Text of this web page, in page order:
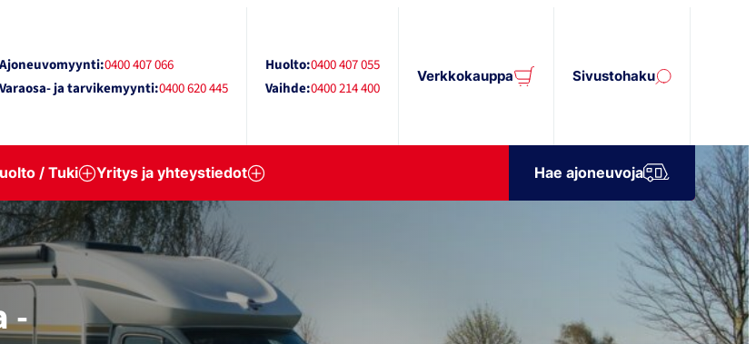
Ajoneuvomyynti:0400 407 066
Varaosa- ja tarvikemyynti:0400 620 445
Huolto:0400 407 055
Vaihde:0400 214 400
Verkkokauppa Sivustohaku
/ Tuki Yritys ja yhteystiedot Hae ajoneuvoja
-